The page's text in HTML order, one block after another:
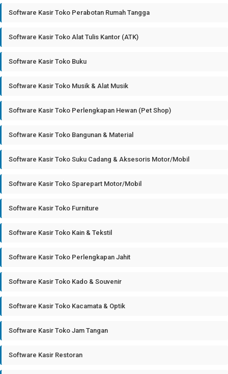
Software Kasir Toko Perabotan Rumah Tangga
Software Kasir Toko Alat Tulis Kantor (ATK)
Software Kasir Toko Buku
Software Kasir Toko Musik & Alat Musik
Software Kasir Toko Perlengkapan Hewan (Pet Shop)
Software Kasir Toko Bangunan & Material
Software Kasir Toko Suku Cadang & Aksesoris Motor/Mobil
Software Kasir Toko Sparepart Motor/Mobil
Software Kasir Toko Furniture
Software Kasir Toko Kain & Tekstil
Software Kasir Toko Perlengkapan Jahit
Software Kasir Toko Kado & Souvenir
Software Kasir Toko Kacamata & Optik
Software Kasir Toko Jam Tangan
Software Kasir Restoran